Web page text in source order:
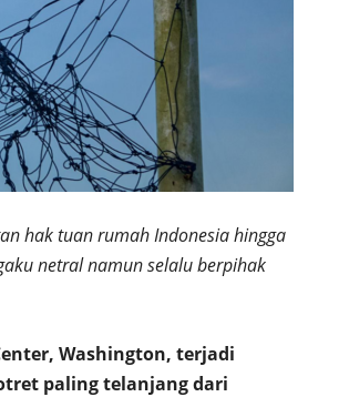
hak tuan rumah Indonesia hingga
netral namun selalu berpihak
Washington, terjadi
paling telanjang dari